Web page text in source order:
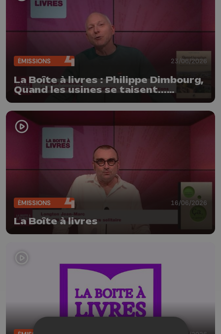
ÉMISSIONS 23/06/2026
La Boîte à livres : Philippe Dimbourg,
Quand les usines se taisent...
ÉMISSIONS 16/06/2026
La Boîte à livres